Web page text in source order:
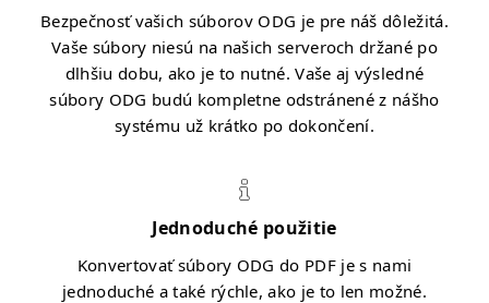
Bezpečnosť vašich súborov ODG je pre náš dôležitá.
Vaše súbory niesú na našich serveroch držané po
dlhšiu dobu, ako je to nutné. Vaše aj výsledné
súbory ODG budú kompletne odstránené z nášho
systému už krátko po dokončení.
Jednoduché použitie
Konvertovať súbory ODG do PDF je s nami
jednoduché a také rýchle, ako je to len možné.